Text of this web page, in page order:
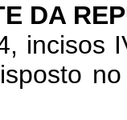
DA
incisos